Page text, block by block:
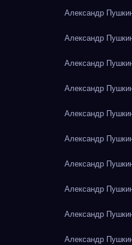
Александр
Александр
Александр
Александр
Александр
Александр
Александр
Александр
Александр
Александр